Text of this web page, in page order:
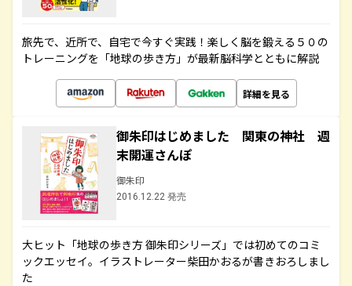
旅先で、近所で、自宅で今すぐ実践！楽しく脳を鍛える５０の
トレーニングを「地球の歩き方」が最新脳科学とともに解説
詳細を見る
御朱印はじめました 関東の神社 週
末開運さんぽ
御朱印
2016.12.22 発売
大ヒット「地球の歩き方 御朱印シリーズ」では初めてのコミ
ックエッセイ。イラストレーター柴田かおるが書きおろしまし
た